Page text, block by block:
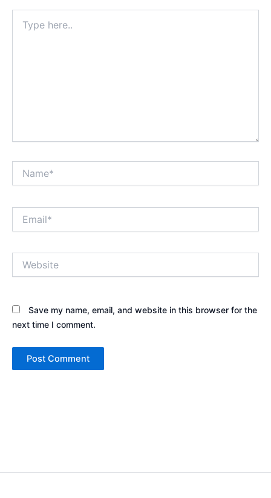
here..
Save my name, email, and website in this browser for the
next time I comment.